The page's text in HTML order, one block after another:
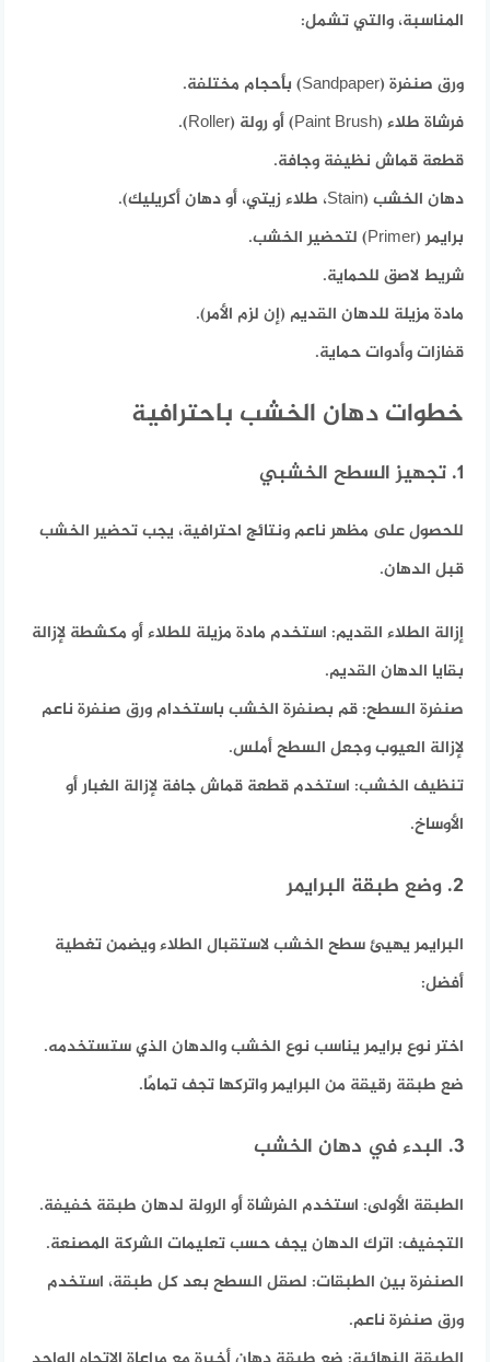
المناسبة، والتي تشمل:
ورق صنفرة (Sandpaper) بأحجام مختلفة.
فرشاة طلاء (Paint Brush) أو رولة (Roller).
قطعة قماش نظيفة وجافة.
دهان الخشب (Stain، طلاء زيتي، أو دهان أكريليك).
برايمر (Primer) لتحضير الخشب.
شريط لاصق للحماية.
مادة مزيلة للدهان القديم (إن لزم الأمر).
قفازات وأدوات حماية.
خطوات دهان الخشب باحترافية
1. تجهيز السطح الخشبي
للحصول على مظهر ناعم ونتائج احترافية، يجب تحضير الخشب
قبل الدهان.
إزالة الطلاء القديم: استخدم مادة مزيلة للطلاء أو مكشطة لإزالة
بقايا الدهان القديم.
صنفرة السطح: قم بصنفرة الخشب باستخدام ورق صنفرة ناعم
لإزالة العيوب وجعل السطح أملس.
تنظيف الخشب: استخدم قطعة قماش جافة لإزالة الغبار أو
الأوساخ.
2. وضع طبقة البرايمر
البرايمر يهيئ سطح الخشب لاستقبال الطلاء ويضمن تغطية
أفضل:
اختر نوع برايمر يناسب نوع الخشب والدهان الذي ستستخدمه.
ضع طبقة رقيقة من البرايمر واتركها تجف تمامًا.
3. البدء في دهان الخشب
الطبقة الأولى: استخدم الفرشاة أو الرولة لدهان طبقة خفيفة.
التجفيف: اترك الدهان يجف حسب تعليمات الشركة المصنعة.
الصنفرة بين الطبقات: لصقل السطح بعد كل طبقة، استخدم
ورق صنفرة ناعم.